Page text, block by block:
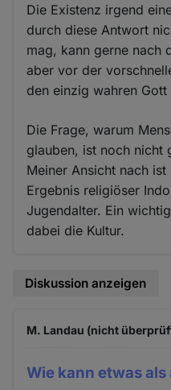
Die Existenz irgend
durch diese Antwort
mag, kann gerne nach
aber vor der
den einzig wahren Gott
Die Frage, warum
glauben, ist noch nicht
Meiner Ansicht nach
Ergebnis religiöser
Jugendalter. Ein
dabei die Kultur.
Diskussion anzeigen
M. Landau (nicht
Wie kann etwas